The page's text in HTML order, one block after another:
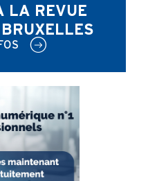
LA REVUE